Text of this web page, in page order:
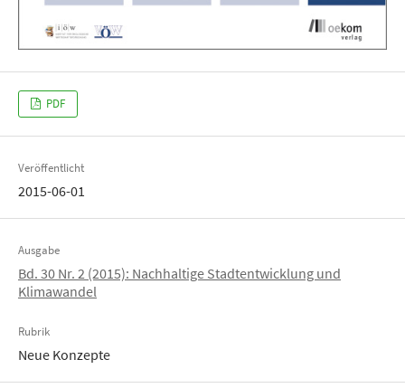
PDF
Veröffentlicht
2015-06-01
Ausgabe
Bd. 30 Nr. 2 (2015): Nachhaltige Stadtentwicklung und
Klimawandel
Rubrik
Neue Konzepte